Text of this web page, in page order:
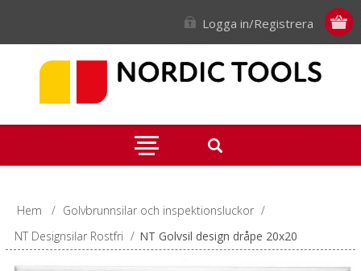
Logga in/Registrera
Hem / Golvbrunnsilar och inspektionsluckor /
NT Designsilar Rostfri / NT Golvsil design dråpe 20x20